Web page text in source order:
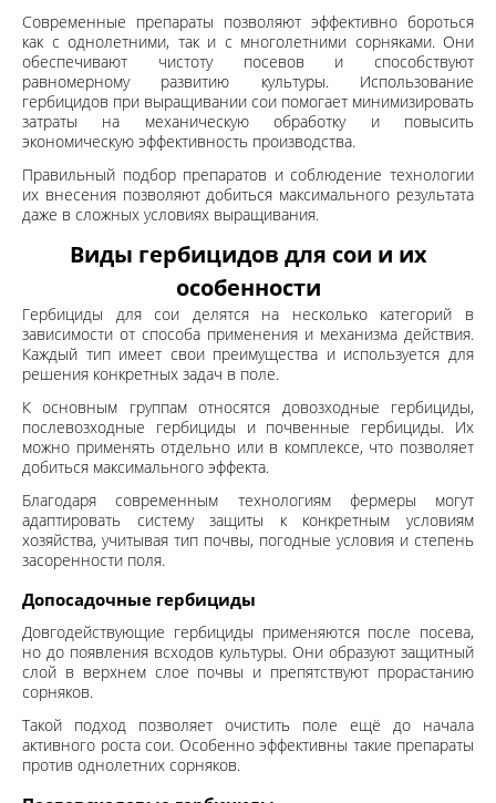
Современные препараты позволяют эффективно бороться
как с однолетними, так и с многолетними сорняками. Они
обеспечивают чистоту посевов и способствуют
равномерному развитию культуры. Использование
гербицидов при выращивании сои помогает минимизировать
затраты на механическую обработку и повысить
экономическую эффективность производства.
Правильный подбор препаратов и соблюдение технологии
их внесения позволяют добиться максимального результата
даже в сложных условиях выращивания.
Виды гербицидов для сои и их
особенности
Гербициды для сои делятся на несколько категорий в
зависимости от способа применения и механизма действия.
Каждый тип имеет свои преимущества и используется для
решения конкретных задач в поле.
К основным группам относятся довозходные гербициды,
послевозходные гербициды и почвенные гербициды. Их
можно применять отдельно или в комплексе, что позволяет
добиться максимального эффекта.
Благодаря современным технологиям фермеры могут
адаптировать систему защиты к конкретным условиям
хозяйства, учитывая тип почвы, погодные условия и степень
засоренности поля.
Допосадочные гербициды
Довгодействующие гербициды применяются после посева,
но до появления всходов культуры. Они образуют защитный
слой в верхнем слое почвы и препятствуют прорастанию
сорняков.
Такой подход позволяет очистить поле ещё до начала
активного роста сои. Особенно эффективны такие препараты
против однолетних сорняков.